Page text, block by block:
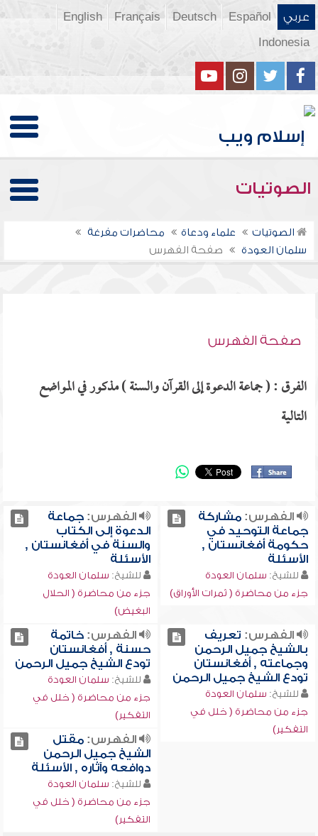
عربي Español
Deutsch
Français
English
Indonesia
الصوتيات
الصوتيات علماء ودعاة
محاضرات مفرغة
سلمان العودة
صفحة الفهرس
صفحة الفهرس
الفرق : ( جماعة الدعوة إلى القرآن والسنة ) مذكور في المواضع
التالية
الفهرس:مشاركة
جماعة التوحيد في
حكومة أفغانستان ,
الأسئلة
للشيخ: سلمان العودة
جزء من محاضرة ( ثمرات الأوراق)
الفهرس:جماعة
الدعوة إلى الكتاب
والسنة في أفغانستان ,
الأسئلة
للشيخ: سلمان العودة
جزء من محاضرة ( الحلال
البغيض)
الفهرس: تعريف
بالشيخ جميل الرحمن
وجماعته , أفغانستان
تودع الشيخ جميل الرحمن
للشيخ: سلمان العودة
جزء من محاضرة ( خلل في
التفكير)
الفهرس:خاتمة
حسنة , أفغانستان
تودع الشيخ جميل الرحمن
للشيخ: سلمان العودة
جزء من محاضرة ( خلل في
التفكير)
الفهرس:مقتل
الشيخ جميل الرحمن
دوافعه وآثاره , الأسئلة
للشيخ: سلمان العودة
جزء من محاضرة ( خلل في
التفكير)